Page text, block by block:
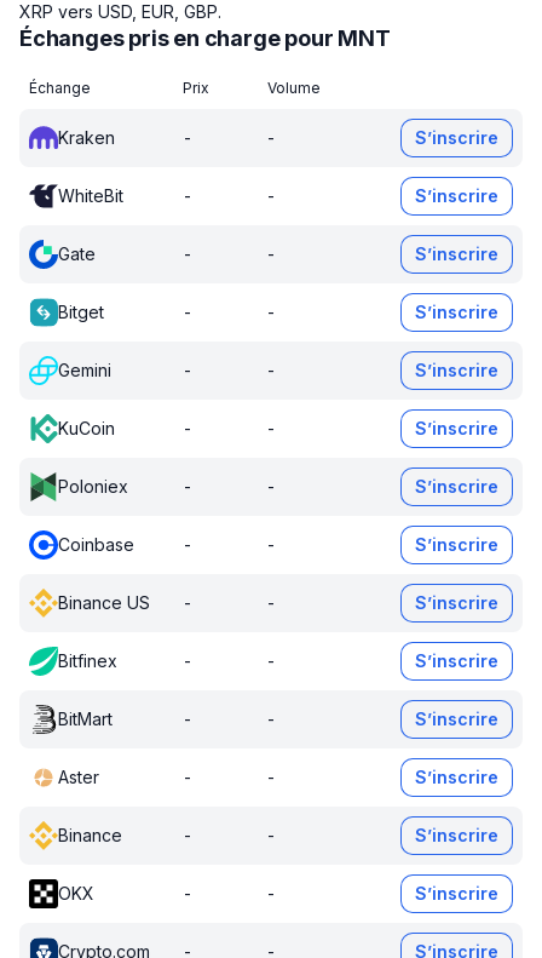
XRP vers USD, EUR, GBP.
Échanges pris en charge pour MNT
Échange Prix Volume
Kraken - - S’inscrire
WhiteBit - - S’inscrire
Gate - - S’inscrire
Bitget - - S’inscrire
Gemini - - S’inscrire
KuCoin - - S’inscrire
Poloniex - - S’inscrire
Coinbase - - S’inscrire
Binance US - - S’inscrire
Bitfinex - - S’inscrire
BitMart - - S’inscrire
Aster - - S’inscrire
Binance - - S’inscrire
OKX - - S’inscrire
Crypto.com - - S’inscrire